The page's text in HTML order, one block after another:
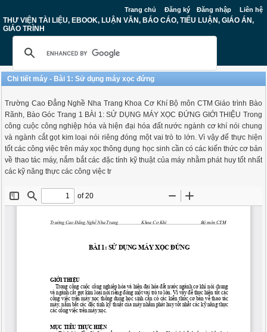
Trang chủ Đăng ký Đăng nhập Liên hệ
THƯ VIỆN TÀI LIỆU, EBOOK, LUẬN VĂN, BÁO CÁO, TIỂU LUẬN, GIÁO ÁN,
GIÁO TRÌNH
Chi tiết máy - Bài 1: Sử dụng máy xọc đứng
Trường Cao Đẳng Nghề Nha Trang Khoa Cơ Khí Bộ môn CTM Giáo trình Bào
Rãnh, Bào Góc Trang 1 BÀI 1: SỬ DỤNG MÁY XỌC ĐỨNG GIỚI THIỆU Trong
công cuộc công nghiệp hóa và hiện đại hóa đất nước ngành cơ khí nói chung
và ngành cắt gọt kim loại nói riêng đóng một vai trò to lớn. Vì vậy để thực hiện
tốt các công việc trên máy xọc thông dụng học sinh cần có các kiến thức cơ bản
về thao tác máy, nắm bắt các đặc tính kỹ thuật của máy nhằm phát huy tốt nhất
các kỹ năng thực các công việc tr